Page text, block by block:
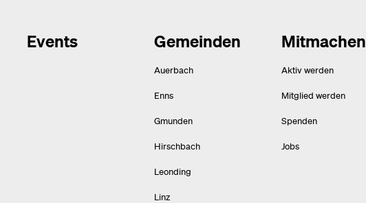
Events Gemeinden
Auerbach
Enns
Gmunden
Hirschbach
Leonding
Linz
Mitmachen
Aktiv werden
Mitglied werden
Spenden
Jobs